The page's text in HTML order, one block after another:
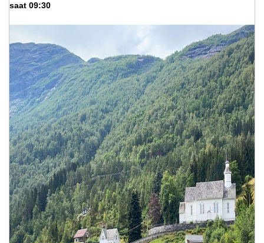
saat 09:30